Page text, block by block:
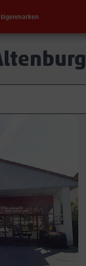
Eigenmarken